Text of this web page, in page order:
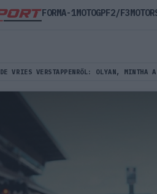
DE VRIES VERSTAPPENRŐL: OLYAN, MINTHA A
FORMA-1MOTOGPF2/F3